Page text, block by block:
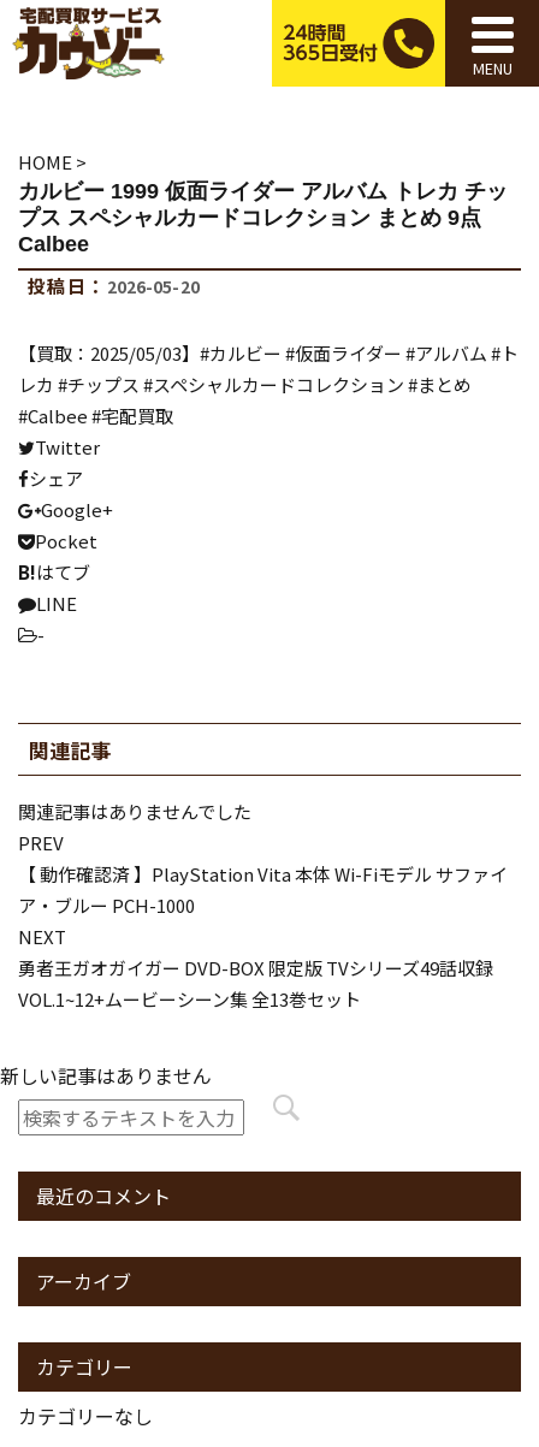
MENU
HOME >
カルビー 1999 仮面ライダー アルバム トレカ チッ
プス スペシャルカードコレクション まとめ 9点
Calbee
投稿日： 2026-05-20
【買取：2025/05/03】#カルビー #仮面ライダー #アルバム #ト
レカ #チップス #スペシャルカードコレクション #まとめ
#Calbee #宅配買取
Twitter
シェア
Google+
Pocket
B!はてブ
LINE
-
関連記事
関連記事はありませんでした
PREV
【 動作確認済 】PlayStation Vita 本体 Wi-Fiモデル サファイ
ア・ブルー PCH-1000
NEXT
勇者王ガオガイガー DVD-BOX 限定版 TVシリーズ49話収録
VOL.1~12+ムービーシーン集 全13巻セット
新しい記事はありません
最近のコメント
アーカイブ
カテゴリー
カテゴリーなし